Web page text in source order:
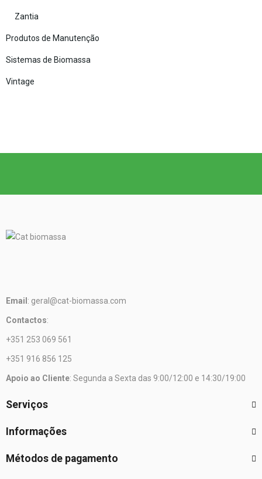
Zantia
Produtos de Manutenção
Sistemas de Biomassa
Vintage
Email : geral@cat-biomassa.com
Contactos:
+351 253 069 561
+351 916 856 125
Apoio ao Cliente: Segunda a Sexta das 9:00/12:00 e 14:30/19:00
Serviços
Informações
Métodos de pagamento